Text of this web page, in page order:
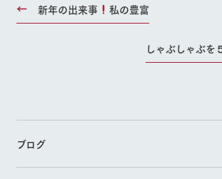
新年の出来事 私の豊富
しゃぶしゃぶを
ブログ